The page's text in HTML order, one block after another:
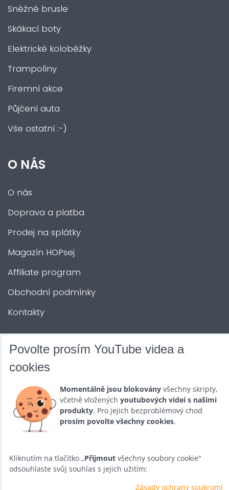
Sněžné brusle
Skákací boty
Elektrické koloběžky
Trampolíny
Firemní akce
Půjčení auta
Vše ostatní :-)
O NÁS
O nás
Doprava a platba
Prodej na splátky
Magazín HOPsej
Affiliate program
Obchodní podmínky
Kontakty
DALŠÍ SLUŽBY
Půjčovna
Promotéři
Kurzy a setkání
Velkoobchod
Nabídka práce
Povolte prosím YouTube videa a
cookies
Momentálně jsou blokovány všechny skripty,
včetně vložených youtubových videí s našimi
produkty. Pro jejich bezproblémový chod
prosím povolte všechny cookies.
Kliknutím na tlačítko „Přijmout všechny soubory cookie"
odsouhlaste svůj souhlas s jejich užitím:
Zásady ochrany soukromí